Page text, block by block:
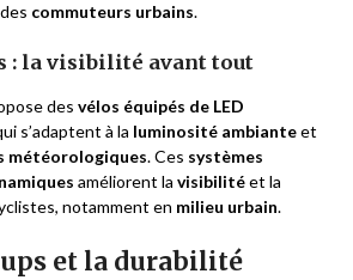
commuteurs urbains.
: la visibilité avant tout
des vélos équipés de LED
s’adaptent à la luminosité ambianteet
météorologiques. Ces systèmes
améliorent la visibilitéet la
notamment en milieu urbain.
et la durabilité